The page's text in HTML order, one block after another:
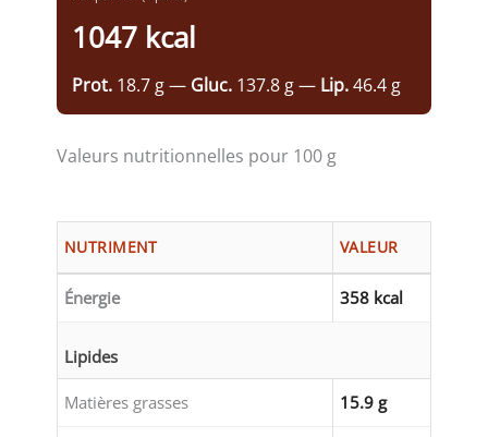
1047 kcal
Prot. 18.7 g — Gluc. 137.8 g — Lip.46.4 g
Valeurs nutritionnelles pour 100 g
NUTRIMENT VALEUR
Énergie 358 kcal
Lipides
Matières grasses 15.9 g